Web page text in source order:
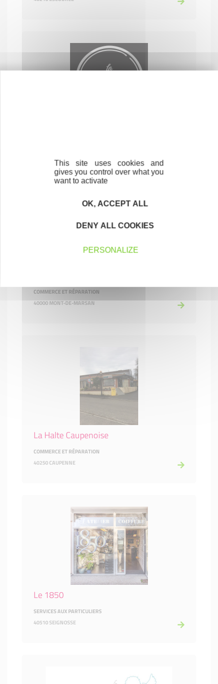
40530 LABENNE
COMMERCE ET RÉPARATION
40000 MONT-DE-MARSAN
La Halte Caupenoise
COMMERCE ET RÉPARATION
40250 CAUPENNE
Le 1850
SERVICES AUX PARTICULIERS
40510 SEIGNOSSE
This site uses cookies and
gives you control over what you
want to activate
OK, ACCEPT ALL
DENY ALL COOKIES
PERSONALIZE